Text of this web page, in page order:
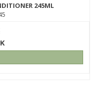
245ML